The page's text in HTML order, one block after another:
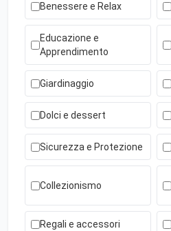
Benessere e Relax
Educazione e
Apprendimento
Giardinaggio
Dolci e dessert
Sicurezza e Protezione
Collezionismo
Regali e accessori